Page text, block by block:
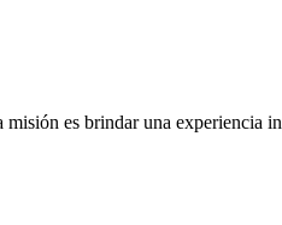
es brindar una experiencia